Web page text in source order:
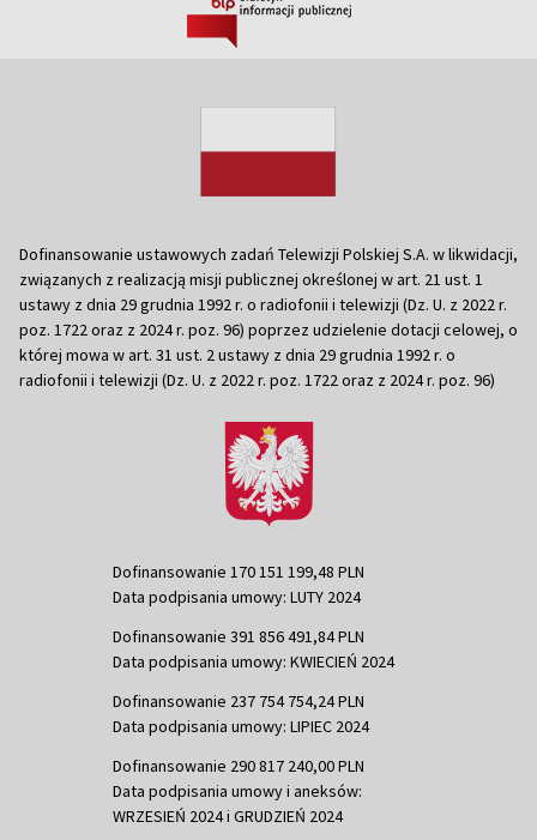
Dofinansowanie ustawowych zadań Telewizji Polskiej S.A. w likwidacji,
związanych z realizacją misji publicznej określonej w art. 21 ust. 1
ustawy z dnia 29 grudnia 1992 r. o radiofonii i telewizji (Dz. U. z 2022 r.
poz. 1722 oraz z 2024 r. poz. 96) poprzez udzielenie dotacji celowej, o
której mowa w art. 31 ust. 2 ustawy z dnia 29 grudnia 1992 r. o
radiofonii i telewizji (Dz. U. z 2022 r. poz. 1722 oraz z 2024 r. poz. 96)
Dofinansowanie 170 151 199,48 PLN
Data podpisania umowy: LUTY 2024
Dofinansowanie 391 856 491,84 PLN
Data podpisania umowy: KWIECIEŃ 2024
Dofinansowanie 237 754 754,24 PLN
Data podpisania umowy: LIPIEC 2024
Dofinansowanie 290 817 240,00 PLN
Data podpisania umowy i aneksów:
WRZESIEŃ 2024 i GRUDZIEŃ 2024